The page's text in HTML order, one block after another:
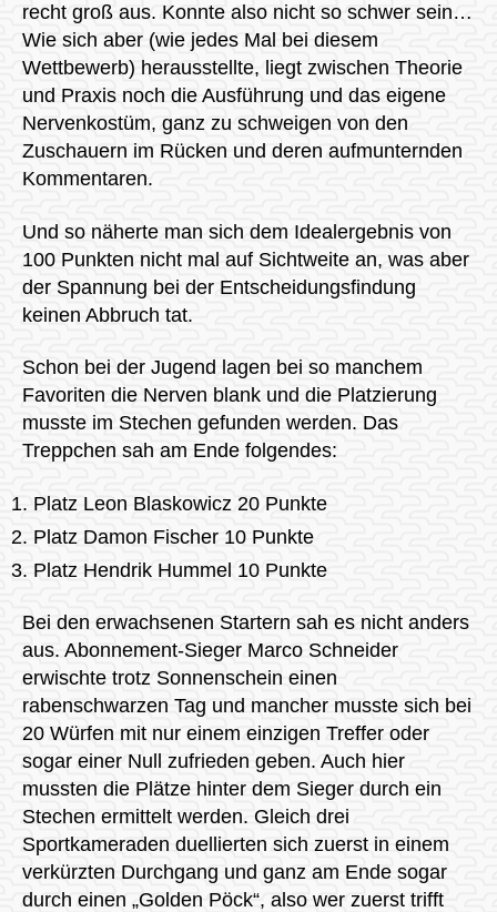
recht groß aus. Konnte also nicht so schwer sein…
Wie sich aber (wie jedes Mal bei diesem
Wettbewerb) herausstellte, liegt zwischen Theorie
und Praxis noch die Ausführung und das eigene
Nervenkostüm, ganz zu schweigen von den
Zuschauern im Rücken und deren aufmunternden
Kommentaren.
Und so näherte man sich dem Idealergebnis von
100 Punkten nicht mal auf Sichtweite an, was aber
der Spannung bei der Entscheidungsfindung
keinen Abbruch tat.
Schon bei der Jugend lagen bei so manchem
Favoriten die Nerven blank und die Platzierung
musste im Stechen gefunden werden. Das
Treppchen sah am Ende folgendes:
Platz Leon Blaskowicz 20 Punkte
Platz Damon Fischer 10 Punkte
Platz Hendrik Hummel 10 Punkte
Bei den erwachsenen Startern sah es nicht anders
aus. Abonnement-Sieger Marco Schneider
erwischte trotz Sonnenschein einen
rabenschwarzen Tag und mancher musste sich bei
20 Würfen mit nur einem einzigen Treffer oder
sogar einer Null zufrieden geben. Auch hier
mussten die Plätze hinter dem Sieger durch ein
Stechen ermittelt werden. Gleich drei
Sportkameraden duellierten sich zuerst in einem
verkürzten Durchgang und ganz am Ende sogar
durch einen „Golden Pöck“, also wer zuerst trifft